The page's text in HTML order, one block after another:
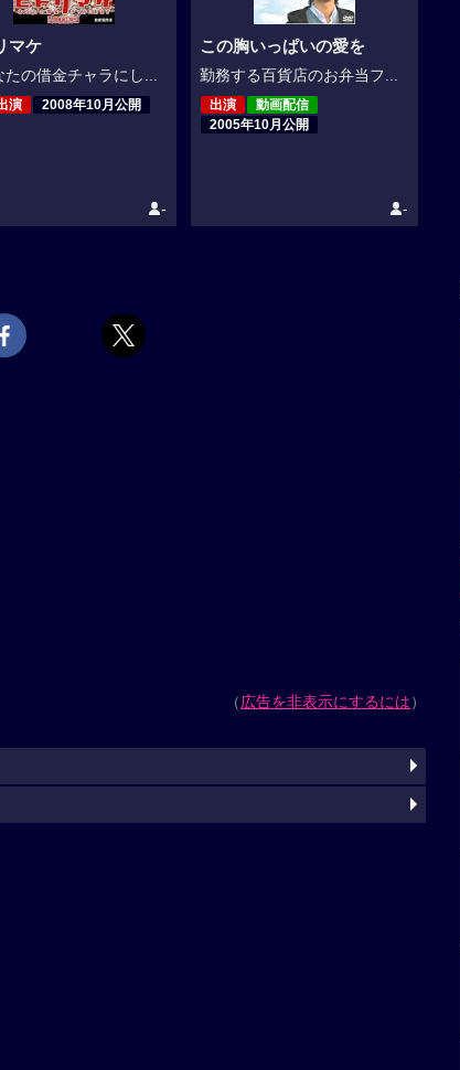
マケ
たの借金チャラにし...
演 2008年10月公開
-
この胸いっぱいの愛を
勤務する百貨店のお弁当フ...
出演
動画配信
2005年10月公開
-
（広告を非表示にするには）